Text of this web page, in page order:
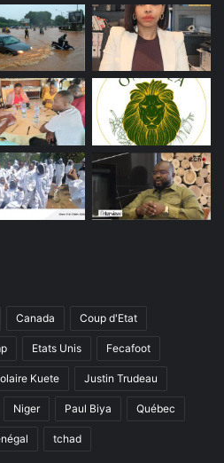
Canada Coup d'Etat
Etats Unis Fecafoot
Kuete Justin Trudeau
Niger Paul Biya Québec
tchad